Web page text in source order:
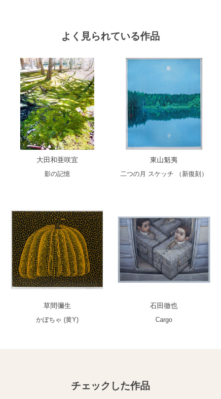
よく見られている作品
大田和亜咲宜
影の記憶
東山魁夷
二つの月 スケッチ （新復刻）
草間彌生
かぼちゃ (黄Y)
石田徹也
Cargo
チェックした作品